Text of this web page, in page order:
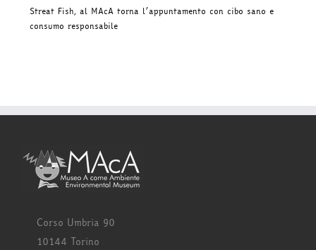
Streat Fish, al MAcA torna l’appuntamento con cibo sano e
consumo responsabile
Corso Umbria 90
10144 Torino